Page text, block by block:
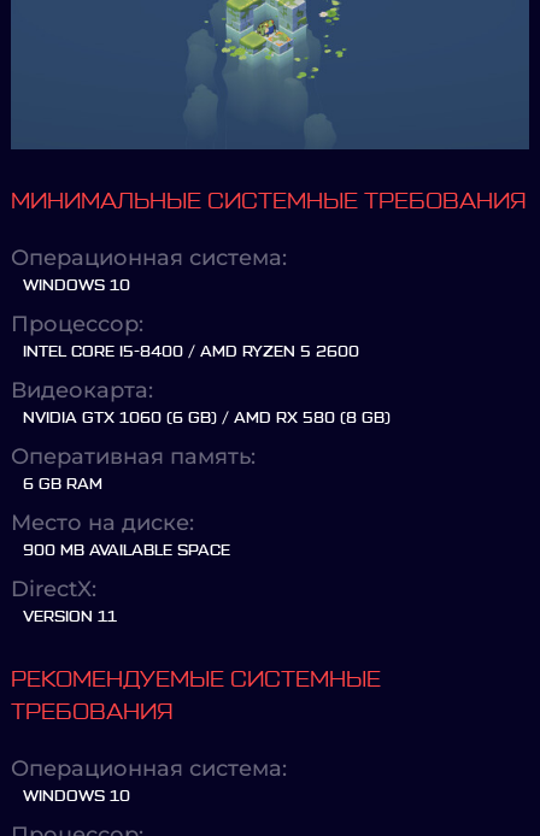
МИНИМАЛЬНЫЕ СИСТЕМНЫЕ ТРЕБОВАНИЯ
Операционная система:
WINDOWS 10
Процессор:
INTEL CORE I5-8400 / AMD RYZEN 5 2600
Видеокарта:
NVIDIA GTX 1060 (6 GB) / AMD RX 580 (8 GB)
Оперативная память:
6 GB RAM
Место на диске:
900 MB AVAILABLE SPACE
DirectX:
VERSION 11
РЕКОМЕНДУЕМЫЕ СИСТЕМНЫЕ
ТРЕБОВАНИЯ
Операционная система:
WINDOWS 10